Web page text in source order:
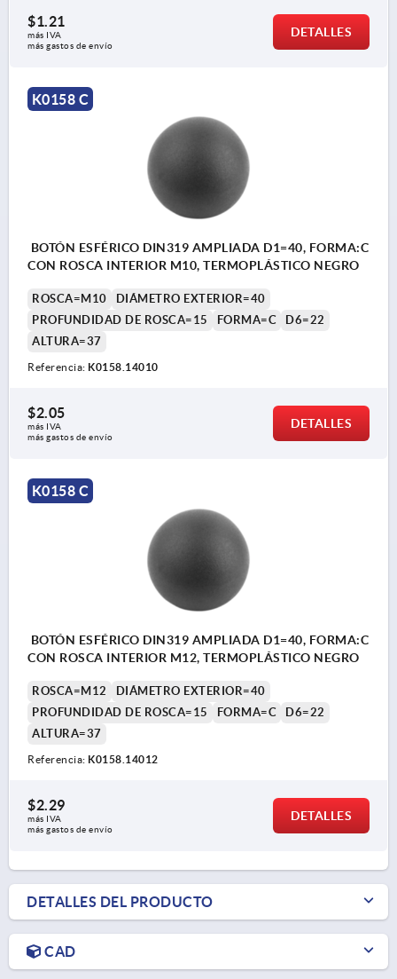
$1.21
más IVA
más gastos de envío
DETALLES
K0158 C
BOTÓN ESFÉRICO DIN319 AMPLIADA D1=40, FORMA:C
CON ROSCA INTERIOR M10, TERMOPLÁSTICO NEGRO
ROSCA=M10
DIÁMETRO EXTERIOR=40
PROFUNDIDAD DE ROSCA=15
FORMA=C
D6=22
ALTURA=37
Referencia: K0158.14010
$2.05
más IVA
más gastos de envío
DETALLES
K0158 C
BOTÓN ESFÉRICO DIN319 AMPLIADA D1=40, FORMA:C
CON ROSCA INTERIOR M12, TERMOPLÁSTICO NEGRO
ROSCA=M12
DIÁMETRO EXTERIOR=40
PROFUNDIDAD DE ROSCA=15
FORMA=C
D6=22
ALTURA=37
Referencia: K0158.14012
$2.29
más IVA
más gastos de envío
DETALLES
DETALLES DEL PRODUCTO
CAD